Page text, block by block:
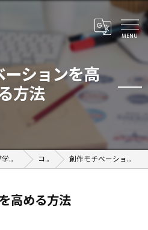
ションを高
方法
サブスクでクリエイティブが学べるオンラインスクール コラム 創作モチベーションを高める方法
高める方法